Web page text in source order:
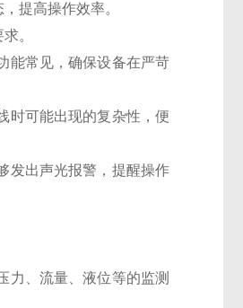
提高操作效率。
。
能常见，确保设备在严苛
时可能出现的复杂性，便
发出声光报警，提醒操作
力、流量、液位等的监测